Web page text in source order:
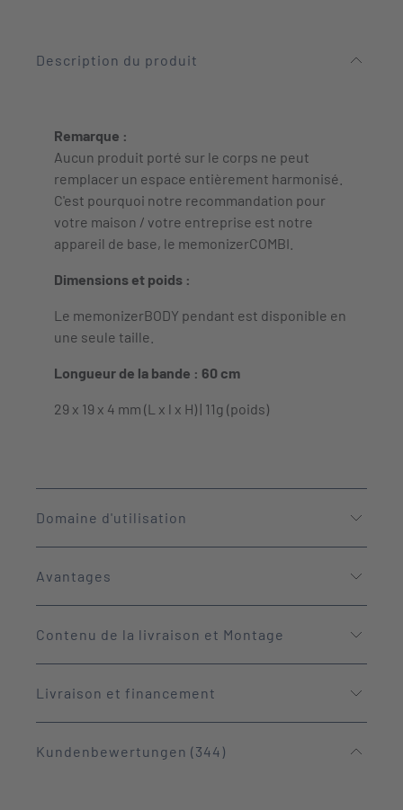
Description du produit
Remarque :
Aucun produit porté sur le corps ne peut
remplacer un espace entièrement harmonisé.
C'est pourquoi notre recommandation pour
votre maison / votre entreprise est notre
appareil de base, le memonizerCOMBI.
Dimensions et poids :
Le memonizerBODY pendant est disponible en
une seule taille.
Longueur de la bande : 60 cm
29 x 19 x 4 mm (L x l x H) | 11g (poids)
Domaine d'utilisation
Avantages
Contenu de la livraison et Montage
Livraison et financement
Kundenbewertungen (344)